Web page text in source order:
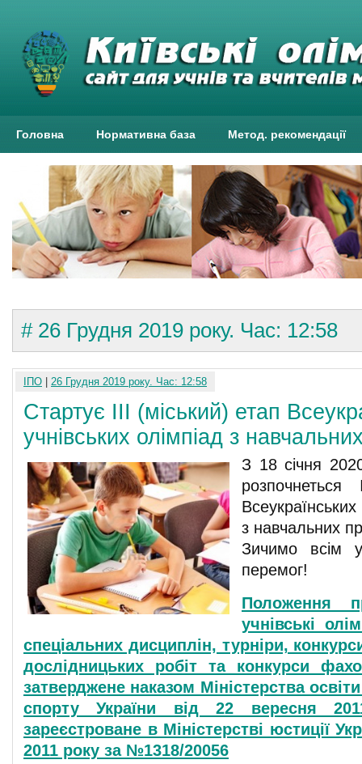
Головна Нормативна база Метод. рекомендації
# 26 Грудня 2019 року. Час: 12:58
ІПО 26 Грудня 2019 року. Час: 12:58
Стартує III (міський) етап
учнівських олімпіад з
З 18 січня
Всеукраїнських
з навчальних
Зичимо всім
перемог!
Положення
учнівські
спеціальних дисциплін, турніри,
дослідницьких робіт та конкурси
затверджене наказом Міністерства
спорту України від 22 вересня
зареєстроване в Міністерстві юстиції
2011 року за №1318/20056